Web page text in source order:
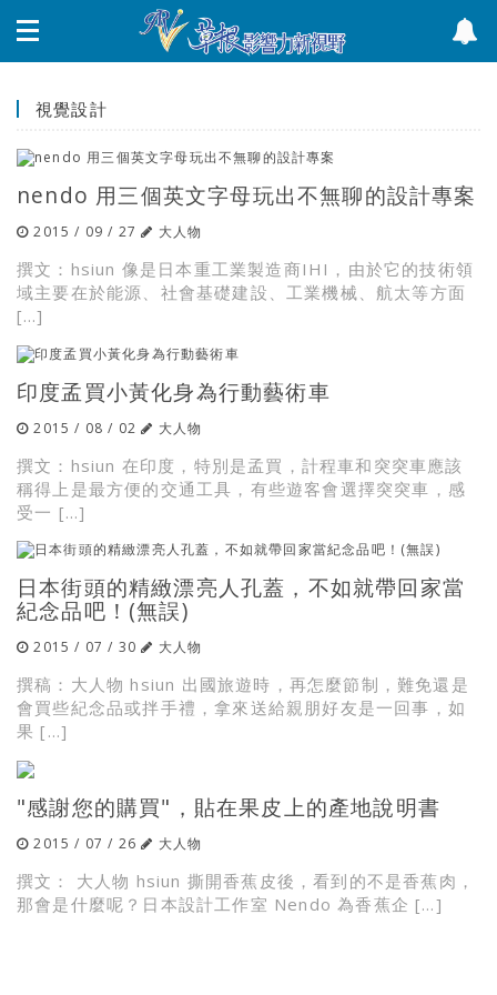
視覺設計
nendo 用三個英文字母玩出不無聊的設計專案
2015 / 09 / 27 大人物
撰文：hsiun 像是日本重工業製造商IHI，由於它的技術領
域主要在於能源、社會基礎建設、工業機械、航太等方面
[…]
印度孟買小黃化身為行動藝術車
2015 / 08 / 02 大人物
撰文：hsiun 在印度，特別是孟買，計程車和突突車應該
稱得上是最方便的交通工具，有些遊客會選擇突突車，感
受一 […]
日本街頭的精緻漂亮人孔蓋，不如就帶回家當
紀念品吧！(無誤)
2015 / 07 / 30 大人物
撰稿：大人物 hsiun 出國旅遊時，再怎麼節制，難免還是
會買些紀念品或拌手禮，拿來送給親朋好友是一回事，如
果 […]
"感謝您的購買"，貼在果皮上的產地說明書
2015 / 07 / 26 大人物
撰文： 大人物 hsiun 撕開香蕉皮後，看到的不是香蕉肉，
那會是什麼呢？日本設計工作室 Nendo 為香蕉企 […]